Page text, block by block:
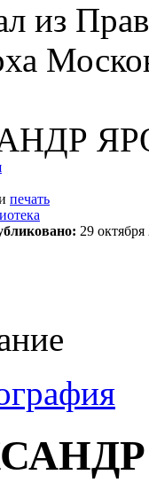
из
печать
29 октября